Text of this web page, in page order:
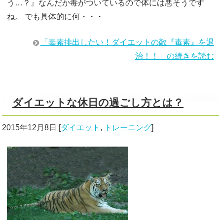
う…？』なんだか毒がついているので体には悪そうです
ね。 でも具体的に何・・・
「毒素排出したい！ダイエットの敵『毒素』を退
治！！」の続きを読む
ダイエットな休日の過ごし方とは？
2015年12月8日 [ダイエット , トレーニング]